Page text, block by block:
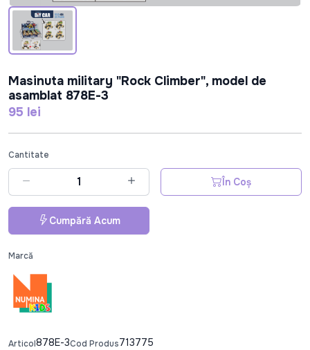
Masinuta military "Rock Climber", model de
asamblat 878E-3
95 lei
Cantitate
În Coș
Cumpără Acum
Marcă
Articol878E-3Cod Produs713775